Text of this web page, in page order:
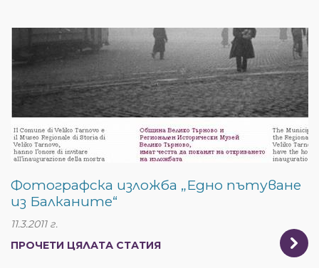
Фотографска изложба „Едно пътуване
из Балканите“
11.3.2011 г.
ПРОЧЕТИ ЦЯЛАТА СТАТИЯ